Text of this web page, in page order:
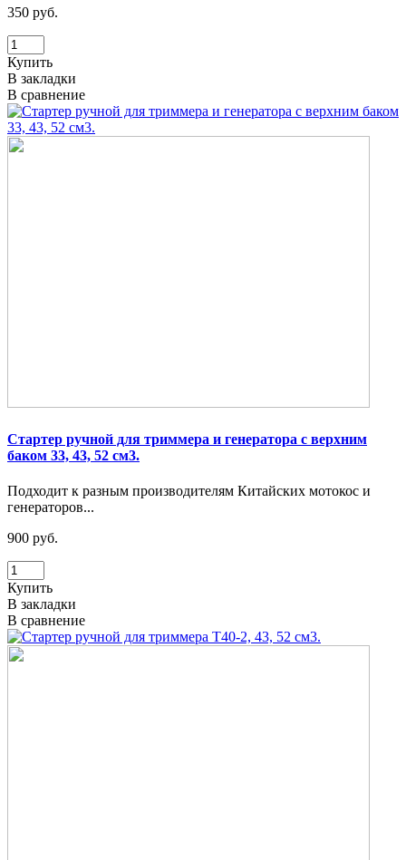
350 руб.
Купить
В закладки
В сравнение
Стартер ручной для триммера и генератора с верхним
баком 33, 43, 52 см3.
Подходит к разным производителям Китайских мотокос и
генераторов...
900 руб.
Купить
В закладки
В сравнение